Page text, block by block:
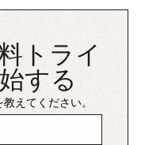
トライ
する
えてください。